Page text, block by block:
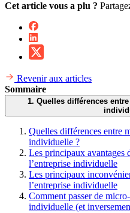
Cet article vous a plu ?
Revenir aux articles
Sommaire
1. Quelles différences
Quelles différences entre
individuelle ?
Les principaux avantages
l’entreprise individuelle
Les principaux
l’entreprise individuelle
Comment passer de
individuelle (et